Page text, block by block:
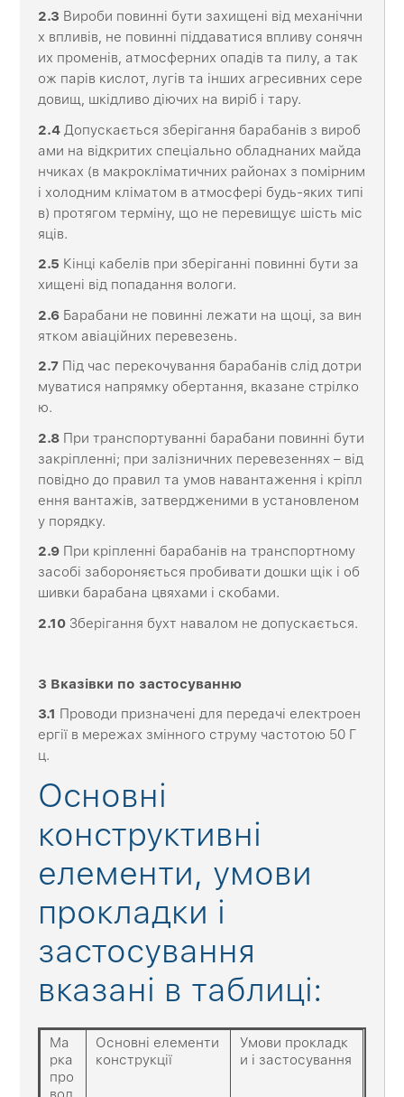
2.3 Вироби повинні бути захищені від механічни
х впливів, не повинні піддаватися впливу сонячн
их променів, атмосферних опадів та пилу, а так
ож парів кислот, лугів та інших агресивних сере
довищ, шкідливо діючих на виріб і тару.
2.4 Допускається зберігання барабанів з вироб
ами на відкритих спеціально обладнаних майда
нчиках (в макрокліматичних районах з помірним
і холодним кліматом в атмосфері будь-яких типі
в) протягом терміну, що не перевищує шість міс
яців.
2.5 Кінці кабелів при зберіганні повинні бути за
хищені від попадання вологи.
2.6 Барабани не повинні лежати на щоці, за вин
ятком авіаційних перевезень.
2.7 Під час перекочування барабанів слід дотри
муватися напрямку обертання, вказане стрілко
ю.
2.8 При транспортуванні барабани повинні бути
закріпленні; при залізничних перевезеннях – від
повідно до правил та умов навантаження і кріпл
ення вантажів, затвердженими в установленом
у порядку.
2.9 При кріпленні барабанів на транспортному
засобі забороняється пробивати дошки щік і об
шивки барабана цвяхами і скобами.
2.10 Зберігання бухт навалом не допускається.
3 Вказівки по застосуванню
3.1 Проводи призначені для передачі електроен
ергії в мережах змінного струму частотою 50 Г
ц.
Основні
конструктивні
елементи, умови
прокладки і
застосування
вказані в таблиці:
Ма
рка
про
Основні елементи
конструкції
Умови прокладк
и і застосування